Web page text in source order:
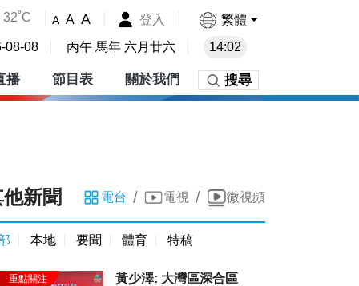
32˚C A A A 登入 繁體
08-08 丙午 馬年 六月廿六 14:02
播 節目表 關於我們 搜尋
新聞 電台 / 電視 / 微視頻
本地 要聞 體育 特稿
黃少澤: 大灣區深合區